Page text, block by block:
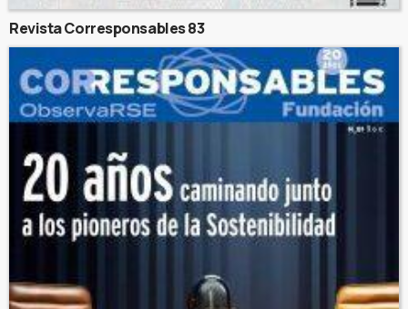
Revista Corresponsables 83